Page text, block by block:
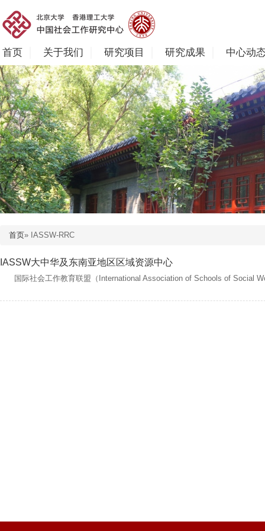
首页 关于我们 研究项目 研究成果 中心动
首页» IASSW-RRC
IASSW大中华及东南亚地区区域资源中心
国际社会工作教育联盟（International Association of Schools of Social